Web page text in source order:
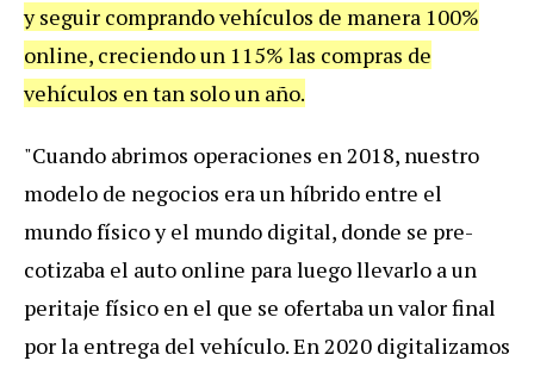
y seguir comprando vehículos de manera 100%
online, creciendo un 115% las compras de
vehículos en tan solo un año.
"Cuando abrimos operaciones en 2018, nuestro
modelo de negocios era un híbrido entre el
mundo físico y el mundo digital, donde se pre-
cotizaba el auto online para luego llevarlo a un
peritaje físico en el que se ofertaba un valor final
por la entrega del vehículo. En 2020 digitalizamos